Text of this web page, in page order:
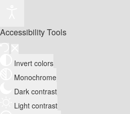
Accessibility Tools
Invert colors
Monochrome
Dark contrast
Light contrast